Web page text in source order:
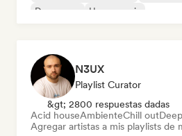
Dream pop
House music
N3UX
Playlist Curator
&gt; 2800 respuestas dadas
Acid houseAmbienteChill out
Agregar artistas a mis playlists de